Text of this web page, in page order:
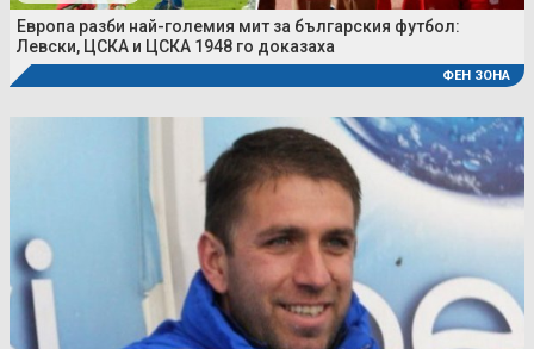
Европа разби най-големия мит за българския футбол:
Левски, ЦСКА и ЦСКА 1948 го доказаха
ФЕН ЗОНА